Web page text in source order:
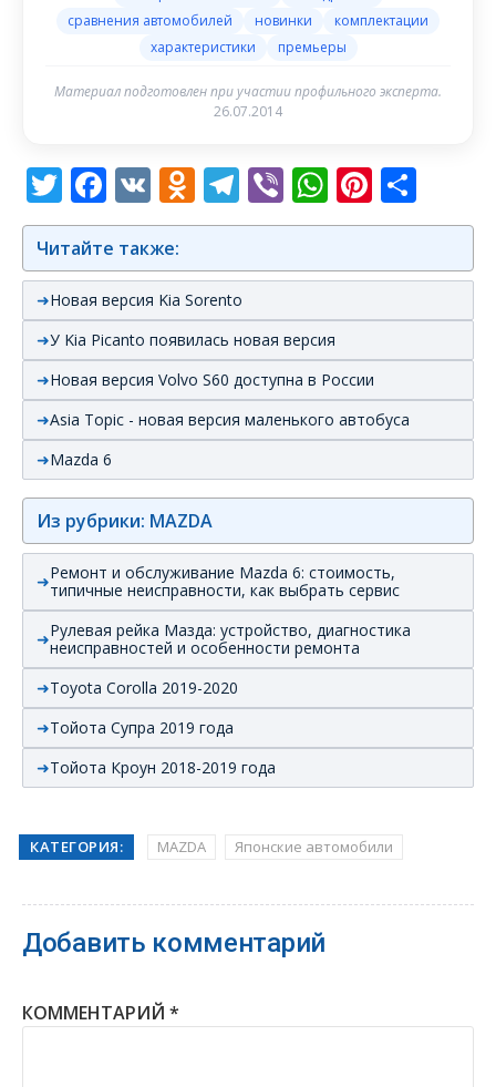
сравнения автомобилей
новинки
комплектации
характеристики
премьеры
Материал подготовлен при участии профильного эксперта.
26.07.2014
Twitter
Facebook
VK Odnoklassniki
Telegram
Viber
Читайте также:
Новая версия Kia Sorento
У Kia Picanto появилась новая версия
Новая версия Volvo S60 доступна в России
Asia Topic - новая версия маленького автобуса
Mazda 6
Из рубрики: MAZDA
Ремонт и обслуживание Mazda 6: стоимость,
типичные неисправности, как выбрать сервис
Рулевая рейка Мазда: устройство, диагностика
неисправностей и особенности ремонта
Toyota Corolla 2019-2020
Тойота Супра 2019 года
Тойота Кроун 2018-2019 года
КАТЕГОРИЯ: MAZDA Японские автомобили
Добавить комментарий
КОММЕНТАРИЙ *